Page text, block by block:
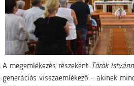
A megemlékezés részeként Török
generációs visszaemlékező – akinek